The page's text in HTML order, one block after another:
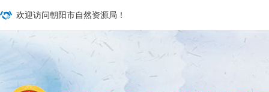
欢迎访问朝阳市自然资源局！